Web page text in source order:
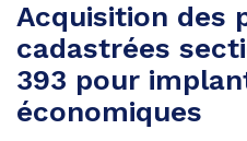
Acquisition des
cadastrées
393 pour
économiques